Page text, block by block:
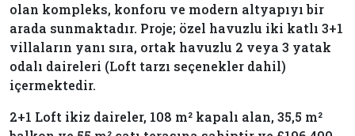
olan kompleks, konforu ve modern altyapıyı bir
arada sunmaktadır. Proje; özel havuzlu iki katlı 3+1
villaların yanı sıra, ortak havuzlu 2 veya 3 yatak
odalı daireleri (Loft tarzı seçenekler dahil)
içermektedir.
2+1 Loft ikiz daireler, 108 m² kapalı alan, 35,5 m²